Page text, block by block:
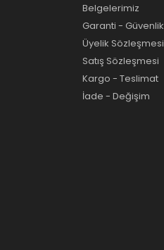
Belgelerimiz
Garanti - Güvenlik
Üyelik Sözleşmesi
Satış Sözleşmesi
Kargo - Teslimat
İade - Değişim